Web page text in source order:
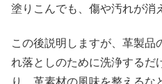
塗りこんでも、傷や汚れが消
この後説明しますが、革製品
れ落としのために洗浄するだ